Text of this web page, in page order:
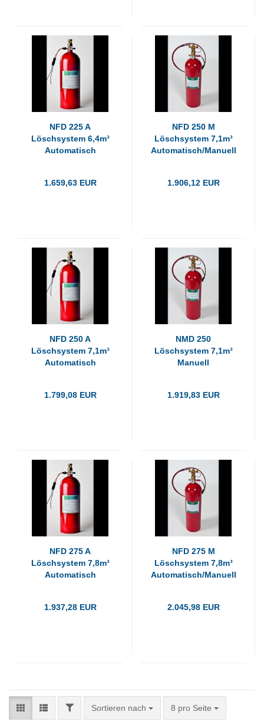
NFD 225 A
Löschsystem 6,4m³
Automatisch
1.659,63 EUR
NFD 250 M
Löschsystem 7,1m³
Automatisch/Manuell
1.906,12 EUR
NFD 250 A
Löschsystem 7,1m³
Automatisch
1.799,08 EUR
NMD 250
Löschsystem 7,1m³
Manuell
1.919,83 EUR
NFD 275 A
Löschsystem 7,8m³
Automatisch
1.937,28 EUR
NFD 275 M
Löschsystem 7,8m³
Automatisch/Manuell
2.045,98 EUR
FILTERSortieren nach
Sortieren nach 8 pro Seite
pro Seite